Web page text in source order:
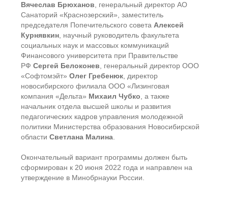
Вячеслав Брюханов , генеральный директор АО
Санаторий «Краснозерский», заместитель
председателя Попечительского совета Алексей
Курнявкин , научный руководитель факультета
социальных наук и массовых коммуникаций
Финансового университета при Правительстве
РФ Сергей Белоконев , генеральный директор ООО
«Софтомэйт» Олег Гребенюк , директор
новосибирского филиала ООО «Лизинговая
компания «Дельта» Михаил Чубко , а также
начальник отдела высшей школы и развития
педагогических кадров управления молодежной
политики Министерства образования Новосибирской
области Светлана Малина
Окончательный вариант программы должен быть
сформирован к 20 июня 2022 года и направлен на
утверждение в Минобрнауки России.